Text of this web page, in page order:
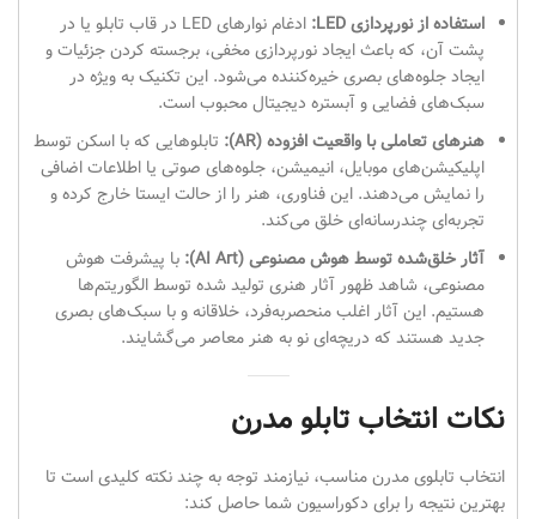
استفاده از نورپردازی LED:
ادغام نوارهای LED در قاب تابلو یا در
پشت آن، که باعث ایجاد نورپردازی مخفی، برجسته کردن جزئیات و
ایجاد جلوه‌های بصری خیره‌کننده می‌شود. این تکنیک به ویژه در
سبک‌های فضایی و آبستره دیجیتال محبوب است.
هنرهای تعاملی با واقعیت افزوده (AR):
تابلوهایی که با اسکن توسط
اپلیکیشن‌های موبایل، انیمیشن، جلوه‌های صوتی یا اطلاعات اضافی
را نمایش می‌دهند. این فناوری، هنر را از حالت ایستا خارج کرده و
تجربه‌ای چندرسانه‌ای خلق می‌کند.
آثار خلق‌شده توسط هوش مصنوعی (AI Art):
با پیشرفت هوش
مصنوعی، شاهد ظهور آثار هنری تولید شده توسط الگوریتم‌ها
هستیم. این آثار اغلب منحصربه‌فرد، خلاقانه و با سبک‌های بصری
جدید هستند که دریچه‌ای نو به هنر معاصر می‌گشایند.
نکات انتخاب تابلو مدرن
انتخاب تابلوی مدرن مناسب، نیازمند توجه به چند نکته کلیدی است تا
بهترین نتیجه را برای دکوراسیون شما حاصل کند: